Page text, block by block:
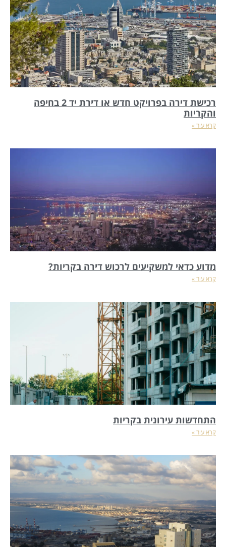
רכישת דירה בפרויקט חדש או דירת יד 2 בחיפה
והקריות
קרא עוד »
מדוע כדאי למשקיעים לרכוש דירה בקריות?
קרא עוד »
התחדשות עירונית בקריות
קרא עוד »